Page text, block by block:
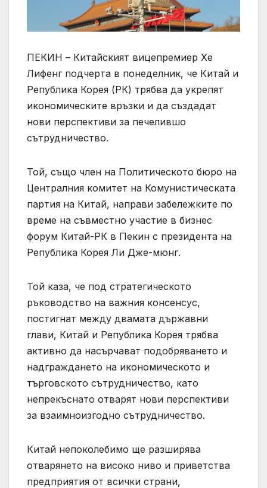
ПЕКИН – Китайският вицепремиер Хе
Лифенг подчерта в понеделник, че Китай и
Република Корея (РК) трябва да укрепят
икономическите връзки и да създадат
нови перспективи за печелившо
сътрудничество.
Той, също член на Политическото бюро на
Централния комитет на Комунистическата
партия на Китай, направи забележките по
време на съвместно участие в бизнес
форум Китай-РК в Пекин с президента на
Република Корея Ли Дже-мюнг.
Той каза, че под стратегическото
ръководство на важния консенсус,
постигнат между двамата държавни
глави, Китай и Република Корея трябва
активно да насърчават подобряването и
надграждането на икономическото и
търговското сътрудничество, като
непрекъснато отварят нови перспективи
за взаимноизгодно сътрудничество.
Китай непоколебимо ще разширява
отварянето на високо ниво и приветства
предприятия от всички страни,